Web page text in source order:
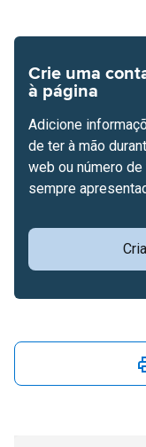
Crie uma
à página
Adicione
de ter à mão
web ou número
sempre